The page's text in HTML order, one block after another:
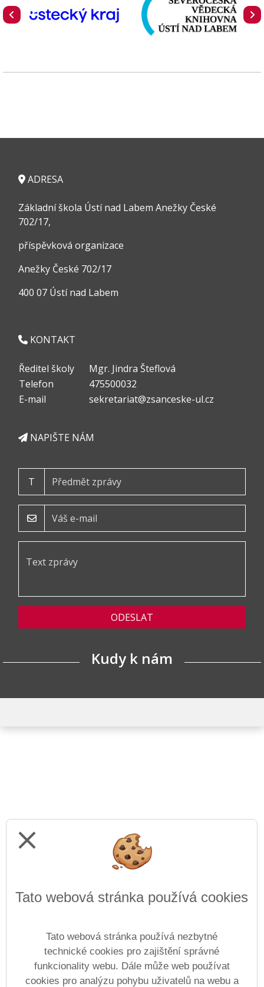
ADRESA
Základní škola Ústí nad Labem Anežky České
702/17,
příspěvková organizace
Anežky České 702/17
400 07 Ústí nad Labem
KONTAKT
Ředitel školy
Mgr. Jindra Šteflová
Telefon
475500032
E-mail
sekretariat@zsanceske-ul.cz
NAPIŠTE NÁM
T
ODESLAT
Kudy k nám
Prohlášení o přístupnosti Mapa webu Cookies
close
Tato webová stránka používá cookies
Tato webová stránka používá nezbytné
technické cookies pro zajištění správné
funkcionality webu. Dále může web používat
cookies pro analýzu pohybu uživatelů na webu a